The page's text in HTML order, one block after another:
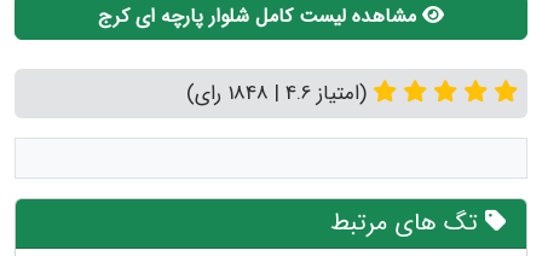
مشاهده لیست کامل شلوار پارچه ای کرج
(امتیاز 4.6 | 1848 رای)
تگ های مرتبط